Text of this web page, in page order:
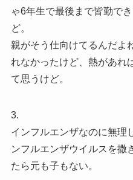
ゃ6年生で最後まで皆勤で
ど。
親がそう仕向けてるんだよ
れなかったけど、熱があれ
て思うけど。
3.
インフルエンザなのに無理
ンフルエンザウイルスを撒
たら元も子もない。